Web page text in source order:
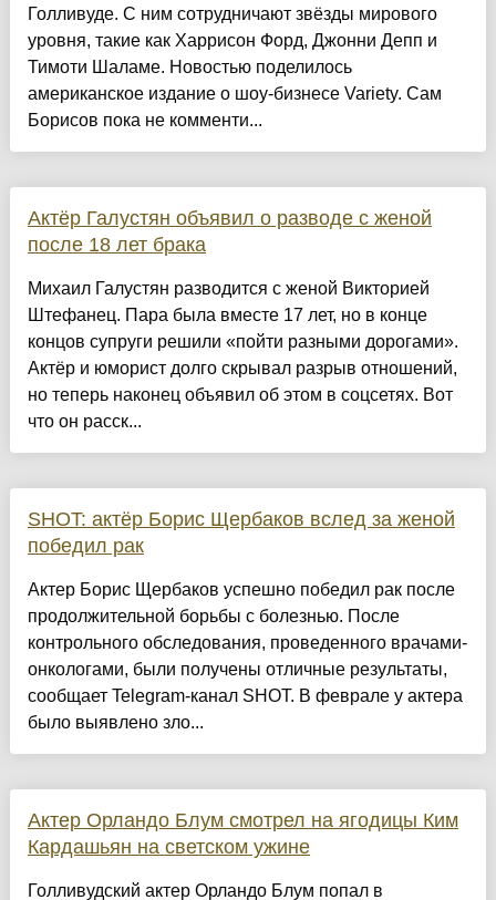
Голливуде. С ним сотрудничают звёзды мирового
уровня, такие как Харрисон Форд, Джонни Депп и
Тимоти Шаламе. Новостью поделилось
американское издание о шоу-бизнесе Variety. Сам
Борисов пока не комменти...
Актёр Галустян объявил о разводе с женой
после 18 лет брака
Михаил Галустян разводится с женой Викторией
Штефанец. Пара была вместе 17 лет, но в конце
концов супруги решили «пойти разными дорогами».
Актёр и юморист долго скрывал разрыв отношений,
но теперь наконец объявил об этом в соцсетях. Вот
что он расск...
SHOT: актёр Борис Щербаков вслед за женой
победил рак
Актер Борис Щербаков успешно победил рак после
продолжительной борьбы с болезнью. После
контрольного обследования, проведенного врачами-
онкологами, были получены отличные результаты,
сообщает Telegram-канал SHOT. В феврале у актера
было выявлено зло...
Актер Орландо Блум смотрел на ягодицы Ким
Кардашьян на светском ужине
Голливудский актер Орландо Блум попал в